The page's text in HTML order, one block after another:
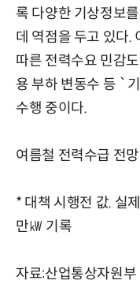
록 다양한 기상정보
데 역점을 두고 있다.
따른 전력수요 민감
용 부하 변동수 등 `
수행 중이다.
여름철 전력수급 전
* 대책 시행전 값. 실
만㎾ 기록
자료:산업통상자원부